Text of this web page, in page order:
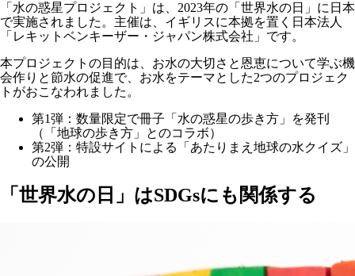
「水の惑星プロジェクト」は、2023年の「世界水の日」に日本
で実施されました。主催は、イギリスに本拠を置く日本法人
「レキットベンキーザー・ジャパン株式会社」です。
本プロジェクトの目的は、お水の大切さと恩恵について学ぶ機
会作りと節水の促進で、お水をテーマとした2つのプロジェク
トがおこなわれました。
第1弾：数量限定で冊子「水の惑星の歩き方」を発刊
（「地球の歩き方」とのコラボ）
第2弾：特設サイトによる「あたりまえ地球の水クイズ」
の公開
「世界水の日」はSDGsにも関係する